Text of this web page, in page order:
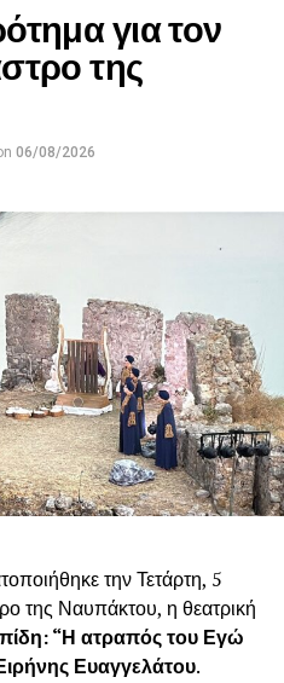
για τον
της
06/08/2026
την Τετάρτη, 5
της Ναυπάκτου, η θεατρική
“Η ατραπός του Εγώ
Ευαγγελάτου.